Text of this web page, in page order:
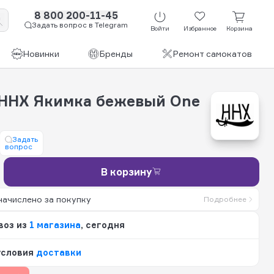
8 800 200-11-45
Задать вопрос в Telegram Войти Избранное Корзина
Новинки Бренды Ремонт самокатов
Якимка бежевый One
Задать
вопрос
В корзину
за покупку Подробнее
из 1 магазина, сегодня
доставки